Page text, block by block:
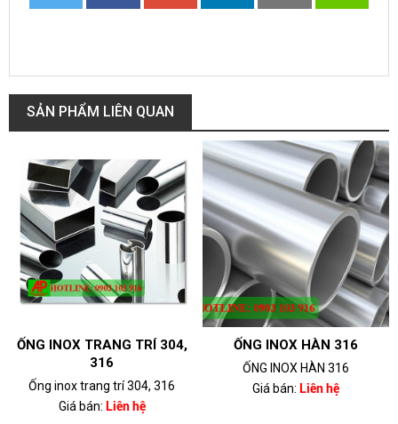
SẢN PHẨM LIÊN QUAN
ỐNG INOX TRANG TRÍ 304,
316
Ống inox trang trí 304, 316
Giá bán: Liên hệ
ỐNG INOX HÀN 316
ỐNG INOX HÀN 316
Giá bán: Liên hệ